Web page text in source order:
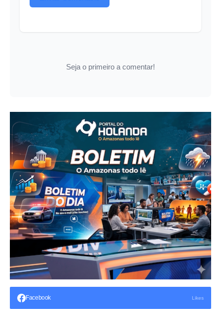
Seja o primeiro a comentar!
Facebook Likes